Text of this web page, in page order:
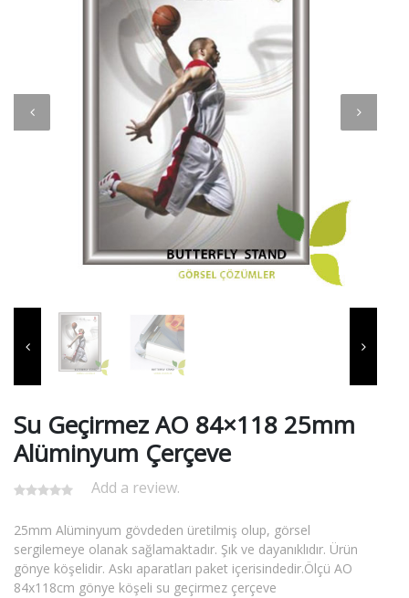
Su Geçirmez AO 84×118 25mm
Alüminyum Çerçeve
Add a review.
25mm Alüminyum gövdeden üretilmiş olup, görsel
sergilemeye olanak sağlamaktadır. Şık ve dayanıklıdır. Ürün
gönye köşelidir. Askı aparatları paket içerisindedir.Ölçü AO
84x118cm gönye köşeli su geçirmez çerçeve